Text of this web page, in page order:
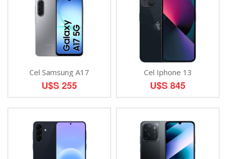
Cel Samsung A17
U$S 255
Cel Iphone 13
U$S 845